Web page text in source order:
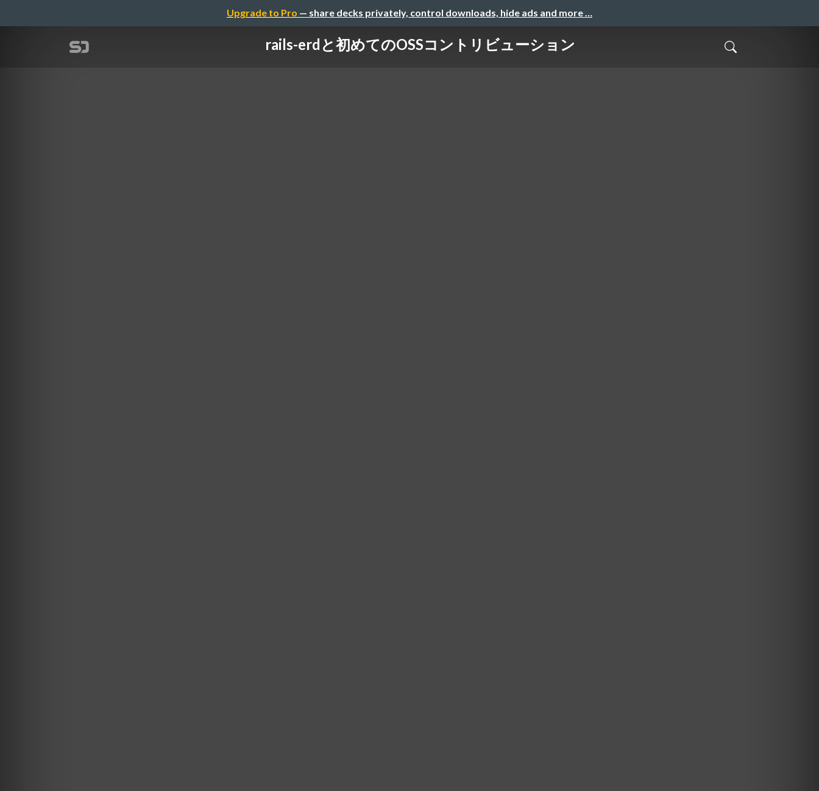
Upgrade to Pro — share decks privately, control downloads, hide ads and more …
rails-erdと初めてのOSSコントリビューション